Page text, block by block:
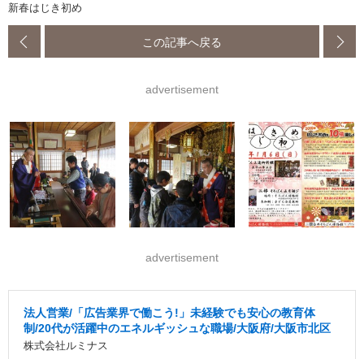
新春はじき初め
この記事へ戻る
advertisement
advertisement
法人営業/「広告業界で働こう!」未経験でも安心の教育体
制/20代が活躍中のエネルギッシュな職場/大阪府/大阪市北区
株式会社ルミナス